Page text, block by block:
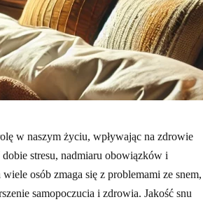
w naszym życiu, wpływając na zdrowie
stresu, nadmiaru obowiązków i
osób zmaga się z problemami ze snem,
samopoczucia i zdrowia. Jakość snu